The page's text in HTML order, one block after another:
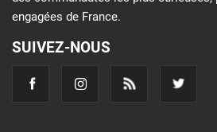
engagées de France.
SUIVEZ-NOUS